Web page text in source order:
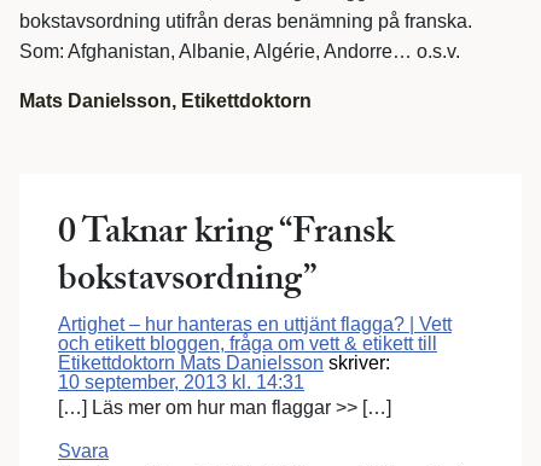
bokstavsordning utifrån deras benämning på franska.
Som: Afghanistan, Albanie, Algérie, Andorre… o.s.v.
Mats Danielsson, Etikettdoktorn
0 Taknar kring “Fransk
bokstavsordning”
Artighet – hur hanteras en uttjänt flagga? | Vett
och etikett bloggen, fråga om vett & etikett till
Etikettdoktorn Mats Danielsson skriver:
10 september, 2013 kl. 14:31
[…] Läs mer om hur man flaggar >> […]
Svara